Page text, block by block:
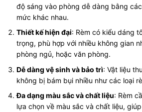
độ sáng vào phòng dễ dàng bằng
mức khác nhau.
Thiết kế hiện đại: Rèm có kiểu dáng
trọng, phù hợp với nhiều không gian
phòng ngủ, hoặc văn phòng.
Dễ dàng vệ sinh và bảo trì: Vật liệu
không bị bám bụi nhiều như các loại
Đa dạng màu sắc và chất liệu: Rèm
lựa chọn về màu sắc và chất liệu,